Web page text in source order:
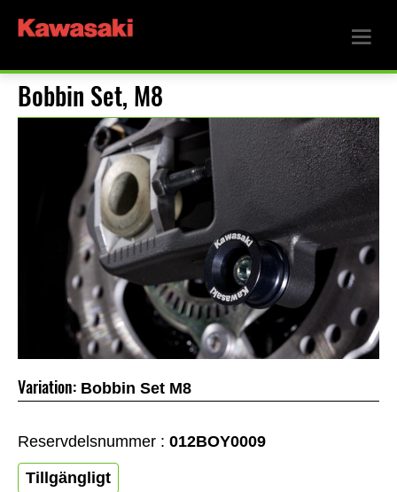
Bobbin Set, M8
Variation: Bobbin Set M8
Reservdelsnummer : 012BOY0009
Tillgängligt